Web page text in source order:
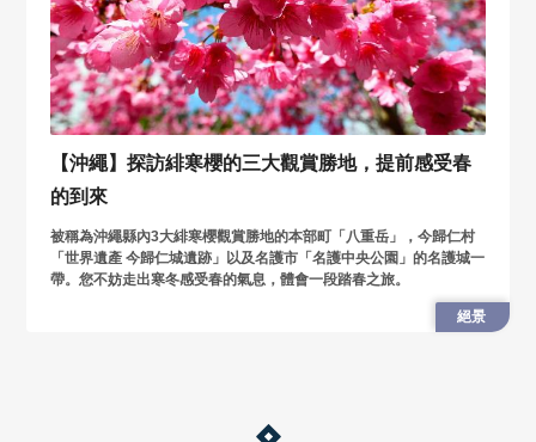
【沖繩】探訪緋寒櫻的三大觀賞勝地，提前感受春
的到來
被稱為沖繩縣內3大緋寒櫻觀賞勝地的本部町「八重岳」，今歸仁村
「世界遺產 今歸仁城遺跡」以及名護市「名護中央公園」的名護城一
帶。您不妨走出寒冬感受春的氣息，體會一段踏春之旅。
絕景